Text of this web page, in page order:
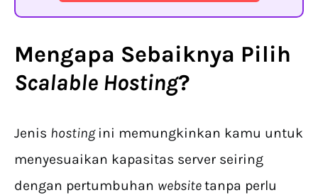
Mengapa Sebaiknya Pilih
Scalable Hosting?
Jenis hostingini memungkinkan kamu untuk
menyesuaikan kapasitas server seiring
dengan pertumbuhan websitetanpa perlu